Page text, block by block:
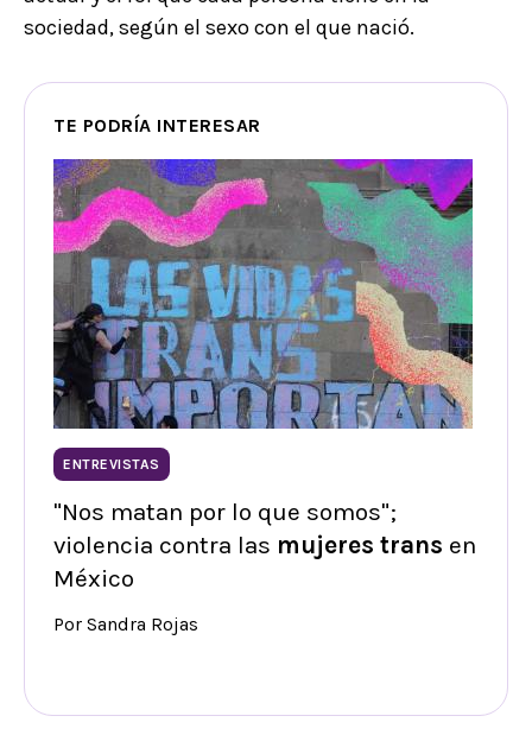
sociedad, según el sexo con el que nació.
TE PODRÍA INTERESAR
ENTREVISTAS
"Nos matan por lo que somos";
violencia contra las mujeres trans en
México
Por Sandra Rojas